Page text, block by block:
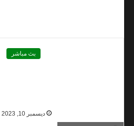
بث مباشر
ديسمبر 10, 2023